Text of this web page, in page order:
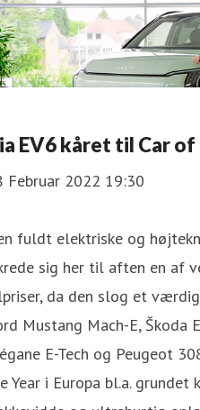
EV6 kåret til Car of
Februar 2022 19:30
fuldt elektriske og
sig her til aften en af
da den slog et
Mustang Mach-E, Škoda
E-Tech og Peugeot
Year i Europa bl.a.